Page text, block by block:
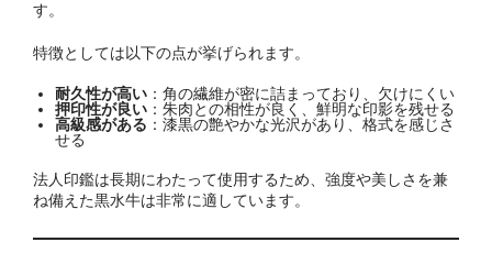
す。
特徴としては以下の点が挙げられます。
耐久性が高い：角の繊維が密に詰まっており、欠けにくい
押印性が良い：朱肉との相性が良く、鮮明な印影を残せる
高級感がある ：漆黒の艶やかな光沢があり、格式を感じさ
せる
法人印鑑は長期にわたって使用するため、強度や美しさを兼
ね備えた黒水牛は非常に適しています。